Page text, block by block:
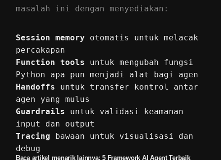
masalah ini dengan menyediakan:
Session memory otomatis untuk melacak
percakapan
Function tools untuk mengubah fungsi
Python apa pun menjadi alat bagi agen
Handoffs untuk transfer kontrol antar
agen yang mulus
Guardrails untuk validasi keamanan
input dan output
Tracing bawaan untuk visualisasi dan
debug
Baca artikel menarik lainnya:5 Framework AI Agent Terbaik